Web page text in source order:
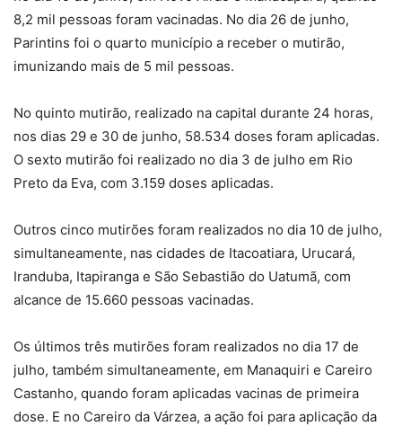
8,2 mil pessoas foram vacinadas. No dia 26 de junho,
Parintins foi o quarto município a receber o mutirão,
imunizando mais de 5 mil pessoas.
No quinto mutirão, realizado na capital durante 24 horas,
nos dias 29 e 30 de junho, 58.534 doses foram aplicadas.
O sexto mutirão foi realizado no dia 3 de julho em Rio
Preto da Eva, com 3.159 doses aplicadas.
Outros cinco mutirões foram realizados no dia 10 de julho,
simultaneamente, nas cidades de Itacoatiara, Urucará,
Iranduba, Itapiranga e São Sebastião do Uatumã, com
alcance de 15.660 pessoas vacinadas.
Os últimos três mutirões foram realizados no dia 17 de
julho, também simultaneamente, em Manaquiri e Careiro
Castanho, quando foram aplicadas vacinas de primeira
dose. E no Careiro da Várzea, a ação foi para aplicação da